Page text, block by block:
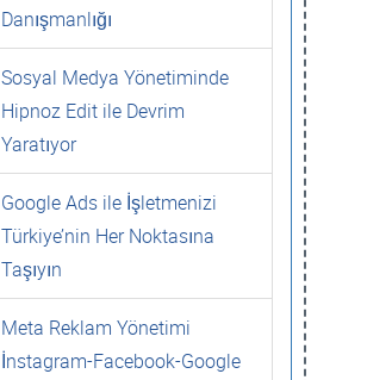
Danışmanlığı
Sosyal Medya Yönetiminde
Hipnoz Edit ile Devrim
Yaratıyor
Google Ads ile İşletmenizi
Türkiye’nin Her Noktasına
Taşıyın
Meta Reklam Yönetimi
İnstagram-Facebook-Google